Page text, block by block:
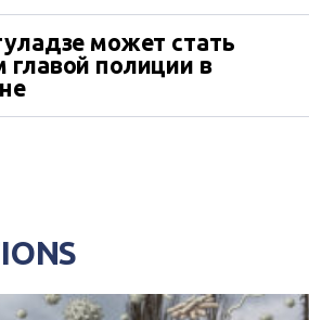
может стать
главой полиции в